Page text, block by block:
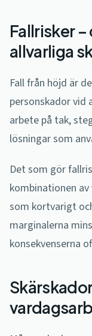
Fallrisker
allvarliga
Fall från höjd är
personskador vid
arbete på tak,
lösningar som
Det som gör
kombinationen
som kortvarigt
marginalerna
konsekvenserna